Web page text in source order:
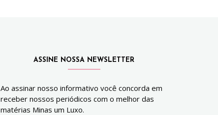
ASSINE NOSSA NEWSLETTER
Ao assinar nosso informativo você concorda em
receber nossos periódicos com o melhor das
matérias Minas um Luxo.